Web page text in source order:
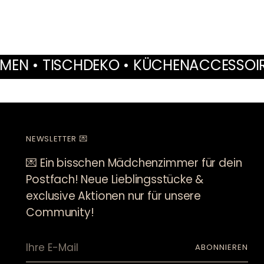
• KÜCHENACCESSOIRES • MÖBEL •
NEWSLETTER 💌
💌 Ein bisschen Mädchenzimmer für dein
Postfach! Neue Lieblingsstücke &
exclusive Aktionen nur für unsere
Community!
E-
ABONNIEREN